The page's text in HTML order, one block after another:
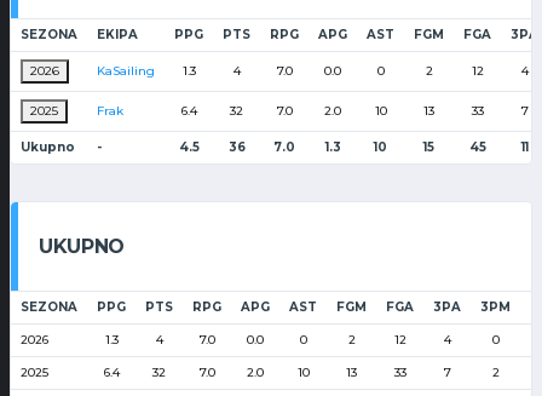
SEZONA EKIPA PPG PTS RPG APG AST FGM FGA 3PA
2026 KaSailing 1.3 4 7.0 0.0 0 2 12 4
2025 Frak 6.4 32 7.0 2.0 10 13 33 7
Ukupno - 4.5 36 7.0 1.3 10 15 45 11
UKUPNO
SEZONA PPG PTS RPG APG AST FGM FGA 3PA 3PM
2026 1.3 4 7.0 0.0 0 2 12 4 0
2025 6.4 32 7.0 2.0 10 13 33 7 2